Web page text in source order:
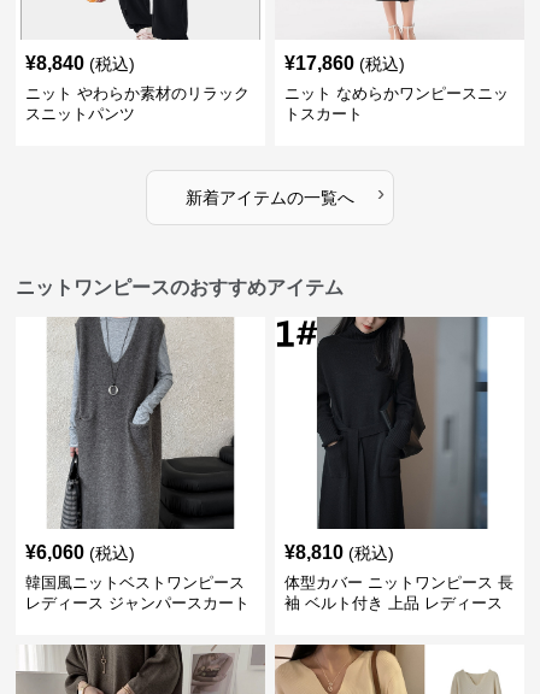
¥8,840 (税込)
ニット やわらか素材のリラック
スニットパンツ
¥17,860 (税込)
ニット なめらかワンピースニッ
トスカート
新着アイテムの一覧へ ›
ニットワンピースのおすすめアイテム
¥6,060 (税込)
韓国風ニットベストワンピース
レディース ジャンパースカート
¥8,810 (税込)
体型カバー ニットワンピース 長
袖 ベルト付き 上品 レディース